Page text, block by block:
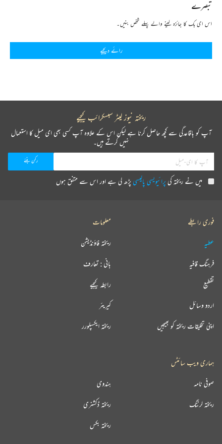
تبصرے
اس ای بک کا جائزہ لینے والے پہلے شخص بنیں۔
رائے دیجیے
ریختہ نیوز لیٹر سبسکرائب کیجیے
آپ کو باقاعدگی سے کچھ حاصل کرنا ہے لیکن اس کے علاوہ آپ کسی بھی ای میل کا استعمال
نہیں کرتے ہیں۔
میں نے ریختہ کیپرائیویسی پالیسیپڑھ لی ہے اور اس سے متفق ہوں
فوری رابطے
عطیہ
فرہنگ قافیہ
تقطیع
اردو وسائل
اپنی تخلیقات ریختہ کو بھیجیں
معلومات
ریختہ فاؤنڈیشن
بانی : تعارف
رابطہ کیجیے
کیریئر
ریختہ ایکسپلورر
ہماری ویب سائٹس
ہندوی صوفی نامہ
ریختہ ڈکشنری ریختہ لرننگ
ریختہ بکس